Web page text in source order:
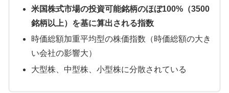
米国株式市場の投資可能銘柄のほぼ100%（3500
銘柄以上）を基に算出される指数
時価総額加重平均型の株価指数（時価総額の大き
い会社の影響大）
大型株、中型株、小型株に分散されている